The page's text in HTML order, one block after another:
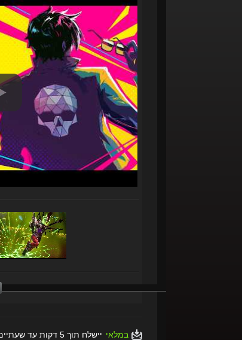
במלאי יישלח תוך 5 דקות עד שעתיים